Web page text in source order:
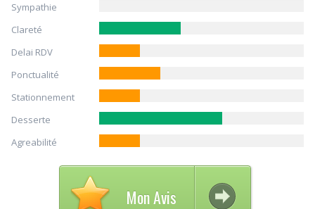
Sympathie
Clareté
Delai RDV
Ponctualité
Stationnement
Desserte
Agreabilité
Mon Avis